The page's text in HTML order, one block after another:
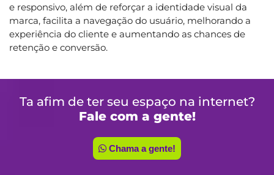
e responsivo, além de reforçar a identidade visual da
marca, facilita a navegação do usuário, melhorando a
experiência do cliente e aumentando as chances de
retenção e conversão.
Ta afim de ter seu espaço na internet?
Fale com a gente!
Chama a gente!